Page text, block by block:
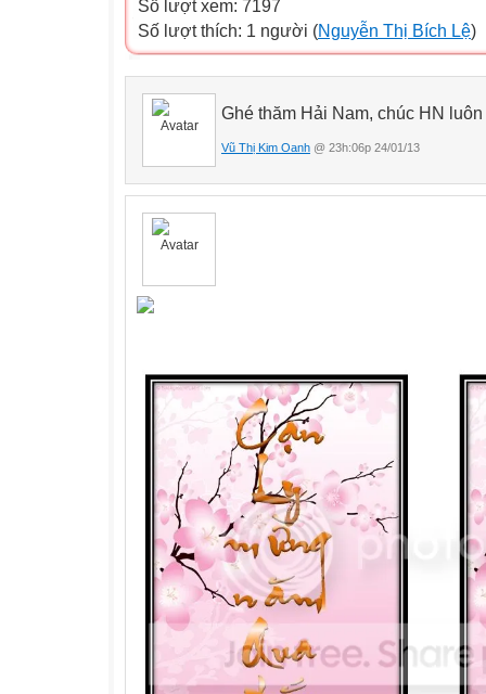
Số lượt xem: 7197
Số lượt thích: 1 người (Nguyễn Thị Bích Lệ)
Ghé thăm Hải Nam, chúc HN
Vũ Thị Kim Oanh @ 23h:06p 24/01/13